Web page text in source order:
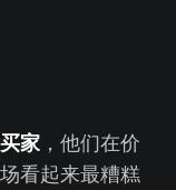
家 ，他们在价
看起来最糟糕